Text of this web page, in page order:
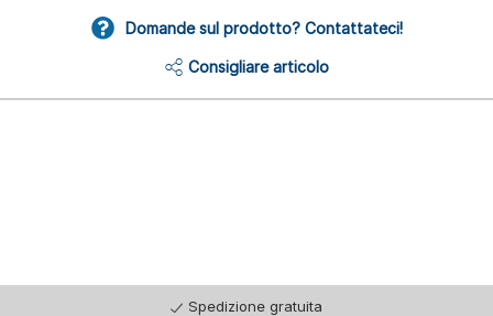
Domande sul prodotto? Contattateci!
Consigliare articolo
Spedizione gratuita